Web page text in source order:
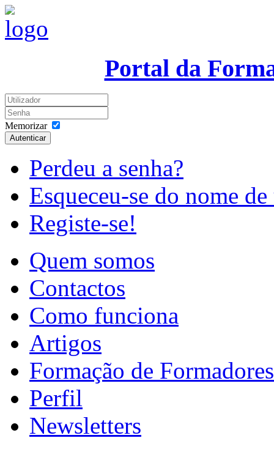
Portal da
Memorizar
Autenticar
Perdeu a senha?
Esqueceu-se do nome
Registe-se!
Quem somos
Contactos
Como funciona
Artigos
Formação de Formadores
Perfil
Newsletters